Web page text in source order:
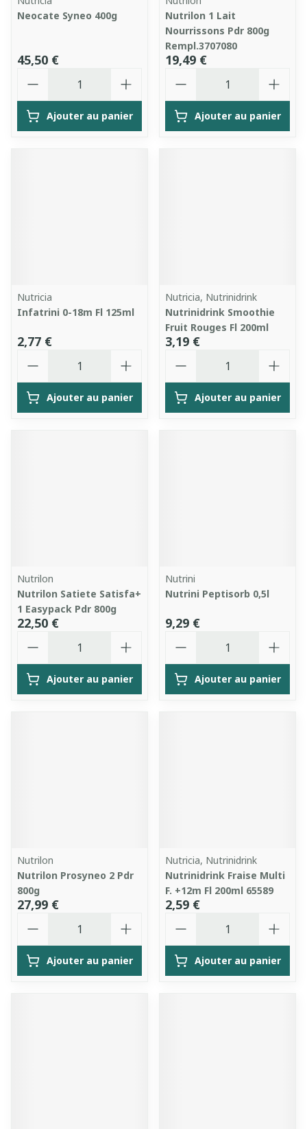
Neocate Syneo 400g
45,50 €
Ajouter au panier
Nutrilon 1 Lait
Nourrissons Pdr 800g
Rempl.3707080
19,49 €
Ajouter au panier
Nutricia
Infatrini 0-18m Fl 125ml
2,77 €
Ajouter au panier
Nutricia, Nutrinidrink
Nutrinidrink Smoothie
Fruit Rouges Fl 200ml
3,19 €
Ajouter au panier
Nutrilon
Nutrilon Satiete Satisfa+
1 Easypack Pdr 800g
22,50 €
Ajouter au panier
Nutrini
Nutrini Peptisorb 0,5l
9,29 €
Ajouter au panier
Nutrilon
Nutrilon Prosyneo 2 Pdr
800g
27,99 €
Ajouter au panier
Nutricia, Nutrinidrink
Nutrinidrink Fraise Multi
F. +12m Fl 200ml 65589
2,59 €
Ajouter au panier